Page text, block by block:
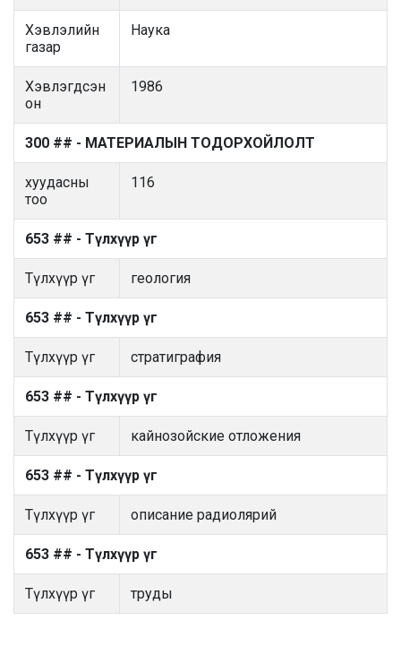
Хэвлэлийн
газар
Наука
Хэвлэгдсэн
он
1986
300 ## - МАТЕРИАЛЫН ТОДОРХОЙЛОЛТ
хуудасны
тоо
116
653 ## - Түлхүүр үг
Түлхүүр үг геология
653 ## - Түлхүүр үг
Түлхүүр үг стратиграфия
653 ## - Түлхүүр үг
Түлхүүр үг кайнозойские отложения
653 ## - Түлхүүр үг
Түлхүүр үг описание радиолярий
653 ## - Түлхүүр үг
Түлхүүр үг труды